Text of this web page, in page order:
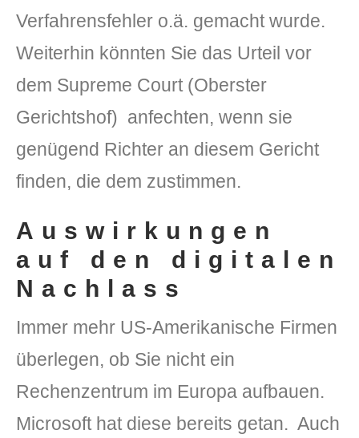
Verfahrensfehler o.ä. gemacht wurde.
Weiterhin könnten Sie das Urteil vor
dem Supreme Court (Oberster
Gerichtshof) anfechten, wenn sie
genügend Richter an diesem Gericht
finden, die dem zustimmen.
Auswirkungen
auf den digitalen
Nachlass
Immer mehr US-Amerikanische Firmen
überlegen, ob Sie nicht ein
Rechenzentrum im Europa aufbauen.
Microsoft hat diese bereits getan. Auch